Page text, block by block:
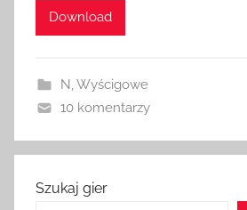
Download
N,Wyścigowe
10 komentarzy
Szukaj gier